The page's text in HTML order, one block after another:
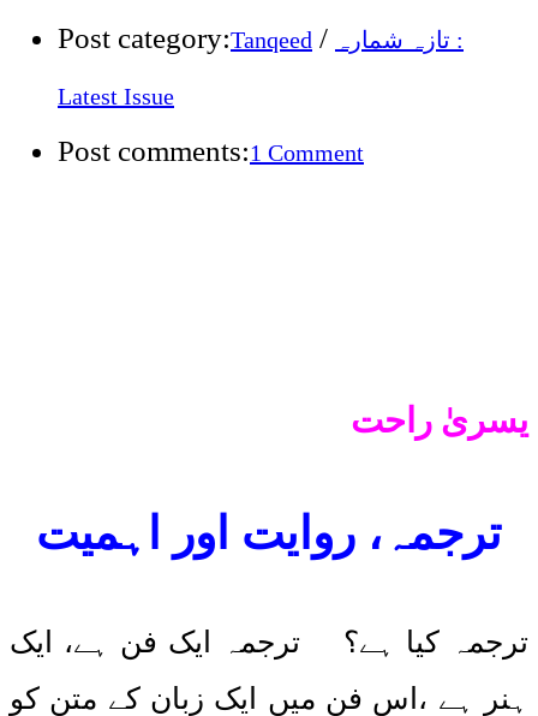
Post category:Tanqeed / تازہ شمارہ :
Latest Issue
Post comments:1 Comment
یسریٰ راحت
ترجمہ، روایت اور اہمیت
ترجمہ کیا ہے؟ ترجمہ ایک فن ہے، ایک
ہنر ہے ،اس فن میں ایک زبان کے متن کو